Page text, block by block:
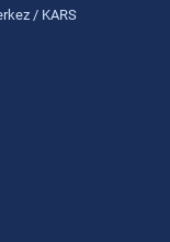
/ KARS